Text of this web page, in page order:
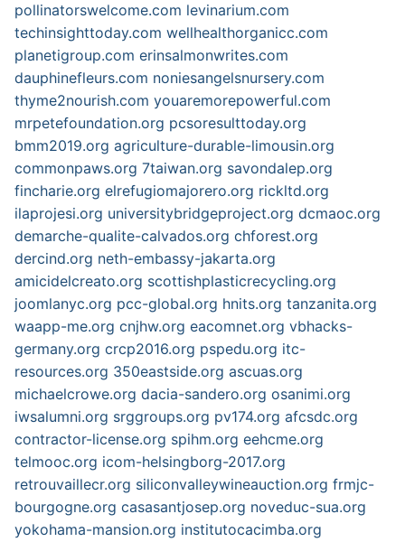
pollinatorswelcome.com levinarium.com
techinsighttoday.com wellhealthorganicc.com
planetigroup.com erinsalmonwrites.com
dauphinefleurs.com noniesangelsnursery.com
thyme2nourish.com youaremorepowerful.com
mrpetefoundation.org pcsoresulttoday.org
bmm2019.org agriculture-durable-limousin.org
commonpaws.org 7taiwan.org savondalep.org
fincharie.org elrefugiomajorero.org rickltd.org
ilaprojesi.org universitybridgeproject.org dcmaoc.org
demarche-qualite-calvados.org chforest.org
dercind.org neth-embassy-jakarta.org
amicidelcreato.org scottishplasticrecycling.org
joomlanyc.org pcc-global.org hnits.org tanzanita.org
waapp-me.org cnjhw.org eacomnet.org vbhacks-
germany.org crcp2016.org pspedu.org itc-
resources.org 350eastside.org ascuas.org
michaelcrowe.org dacia-sandero.org osanimi.org
iwsalumni.org srggroups.org pv174.org afcsdc.org
contractor-license.org spihm.org eehcme.org
telmooc.org icom-helsingborg-2017.org
retrouvaillecr.org siliconvalleywineauction.org frmjc-
bourgogne.org casasantjosep.org noveduc-sua.org
yokohama-mansion.org institutocacimba.org